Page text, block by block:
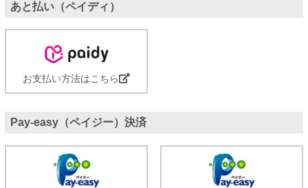
あと払い（ペイディ）
お支払い方法はこちら
Pay-easy（ペイジー）決済